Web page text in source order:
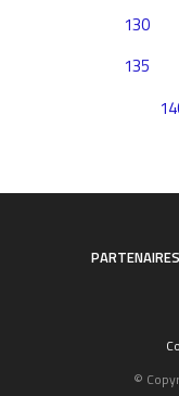
130
135
PARTENAIRES
©